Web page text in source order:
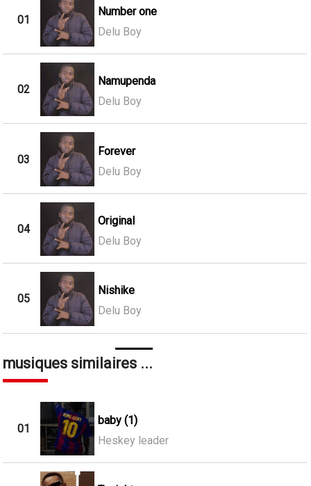
01
Number one
Delu Boy
02
Namupenda
Delu Boy
03
Forever
Delu Boy
04
Original
Delu Boy
05
Nishike
Delu Boy
musiques similaires ...
01
baby (1)
Heskey leader